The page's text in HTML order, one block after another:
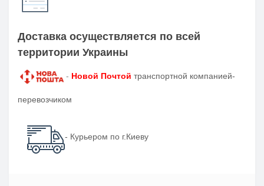
Доставка осуществляется по всей
территории Украины
- Новой Почтой транспортной компанией-
перевозчиком
- Курьером по г.Киеву